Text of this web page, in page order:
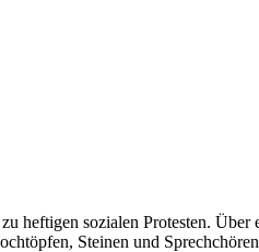
heftigen sozialen Protesten.
Steinen und